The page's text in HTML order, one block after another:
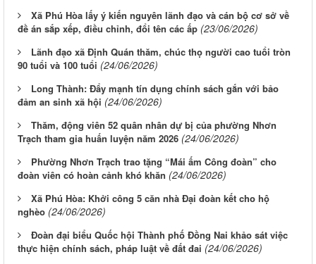
Xã Phú Hòa lấy ý kiến nguyên lãnh đạo và cán bộ cơ sở về
đề án sắp xếp, điều chỉnh, đổi tên các ấp (23/06/2026)
Lãnh đạo xã Định Quán thăm, chúc thọ người cao tuổi tròn
90 tuổi và 100 tuổi (24/06/2026)
Long Thành: Đẩy mạnh tín dụng chính sách gắn với bảo
đảm an sinh xã hội (24/06/2026)
Thăm, động viên 52 quân nhân dự bị của phường Nhơn
Trạch tham gia huấn luyện năm 2026 (24/06/2026)
Phường Nhơn Trạch trao tặng “Mái ấm Công đoàn” cho
đoàn viên có hoàn cảnh khó khăn (24/06/2026)
Xã Phú Hòa: Khởi công 5 căn nhà Đại đoàn kết cho hộ
nghèo (24/06/2026)
Đoàn đại biểu Quốc hội Thành phố Đồng Nai khảo sát việc
thực hiện chính sách, pháp luật về đất đai (24/06/2026)